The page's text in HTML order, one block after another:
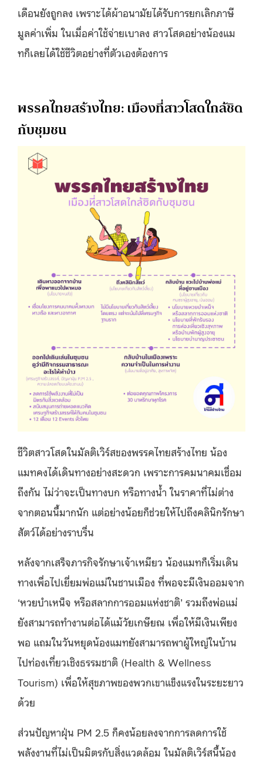
เดือนยังถูกลง เพราะได้ผ้าอนามัยได้รับการยกเลิกภาษี
มูลค่าเพิ่ม ในเมื่อค่าใช้จ่ายเบาลง สาวโสดอย่างน้องแม
ทก็เลยได้ใช้ชีวิตอย่างที่ตัวเองต้องการ
พรรคไทยสร้างไทย: เมืองที่สาวโสดใกล้ชิด
กับชุมชน
ชีวิตสาวโสดในมัลติเวิร์สของพรรคไทยสร้างไทย น้อง
แมทคงได้เดินทางอย่างสะดวก เพราะการคมนาคมเชื่อม
ถึงกัน ไม่ว่าจะเป็นทางบก หรือทางน้ำ ในราคาที่ไม่ต่าง
จากตอนนี้มากนัก แต่อย่างน้อยก็ช่วยให้ไปถึงคลินิกรักษา
สัตว์ได้อย่างราบรื่น
หลังจากเสร็จภารกิจรักษาเจ้าเหมียว น้องแมทก็เริ่มเดิน
ทางเพื่อไปเยี่ยมพ่อแม่ในชานเมือง ที่พอจะมีเงินออมจาก
‘หวยบำเหน็จ หรือสลากการออมแห่งชาติ’ รวมถึงพ่อแม่
ยังสามารถทำงานต่อได้แม้วัยเกษียณ เพื่อให้มีเงินเพียง
พอ แถมในวันหยุดน้องแมทยังสามารถพาผู้ใหญ่ในบ้าน
ไปท่องเที่ยวเชิงธรรมชาติ (Health & Wellness
Tourism) เพื่อให้สุขภาพของพวกเขาแข็งแรงในระยะยาว
ด้วย
ส่วนปัญหาฝุ่น PM 2.5 ก็คงน้อยลงจากการลดการใช้
พลังงานที่ไม่เป็นมิตรกับสิ่งแวดล้อม ในมัลติเวิร์สนี้น้อง